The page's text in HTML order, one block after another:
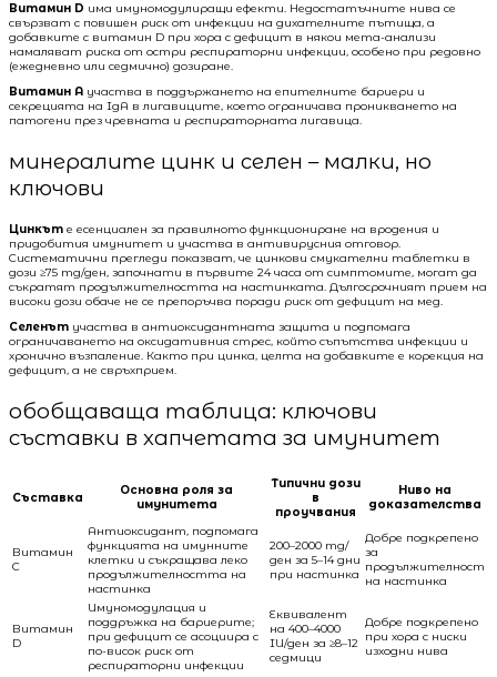
Витамин D има имуномодулиращи ефекти. Недостатъчните нива се
свързват с повишен риск от инфекции на дихателните пътища, а
добавките с витамин D при хора с дефицит в някои мета-анализи
намаляват риска от остри респираторни инфекции, особено при редовно
(ежедневно или седмично) дозиране.
Витамин A участва в поддържането на епителните бариери и
секрецията на IgA в лигавиците, което ограничава проникването на
патогени през чревната и респираторната лигавица.
минералите цинк и селен – малки, но
ключови
Цинкът е есенциален за правилното функциониране на вродения и
придобития имунитет и участва в антивирусния отговор.
Систематични прегледи показват, че цинкови смукателни таблетки в
дози ≥75 mg/ден, започнати в първите 24 часа от симптомите, могат да
съкратят продължителността на настинката. Дългосрочният прием на
високи дози обаче не се препоръчва поради риск от дефицит на мед.
Селенът участва в антиоксидантната защита и подпомага
ограничаването на оксидативния стрес, който съпътства инфекции и
хронично възпаление. Както при цинка, целта на добавките е корекция на
дефицит, а не свръхприем.
обобщаваща таблица: ключови
съставки в хапчетата за имунитет
Съставка
Основна роля за
имунитета
Типични дози
в
проучвания
Ниво на
доказателства
Витамин
C
Антиоксидант, подпомага
функцията на имунните
клетки и съкращава леко
продължителността на
настинка
200–2000 mg/
ден за 5–14 дни
при настинка
Добре подкрепено
за
продължителност
на настинка
Витамин
D
Имуномодулация и
поддръжка на бариерите;
при дефицит се асоциира с
по-висок риск от
респираторни инфекции
Еквивалент
на 400–4000
IU/ден за ≥8–12
седмици
Добре подкрепено
при хора с ниски
изходни нива